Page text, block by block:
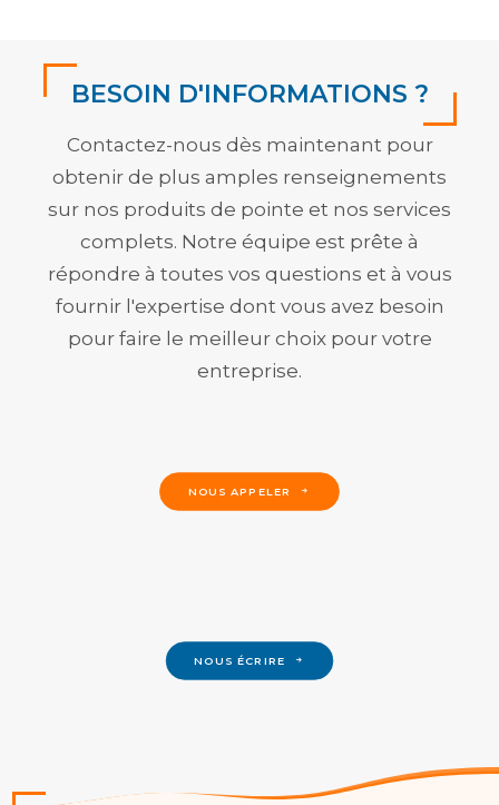
BESOIN D'INFORMATIONS ?
Contactez-nous dès maintenant pour
obtenir de plus amples renseignements
sur nos produits de pointe et nos services
complets. Notre équipe est prête à
répondre à toutes vos questions et à vous
fournir l'expertise dont vous avez besoin
pour faire le meilleur choix pour votre
entreprise.
NOUS APPELER
NOUS ÉCRIRE